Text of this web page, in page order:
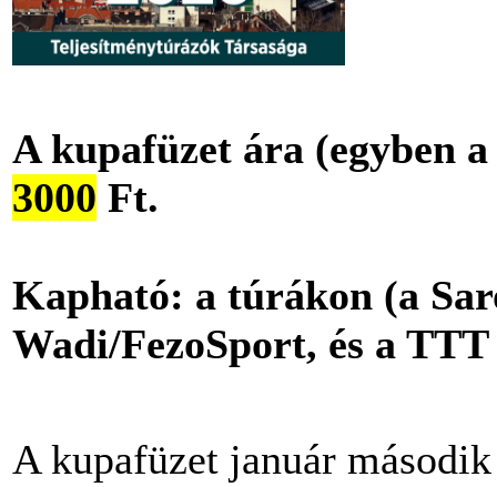
A kupafüzet ára (egyben
3000 Ft.
Kapható: a túrákon (a
Wadi/FezoSport, és a
A kupafüzet január